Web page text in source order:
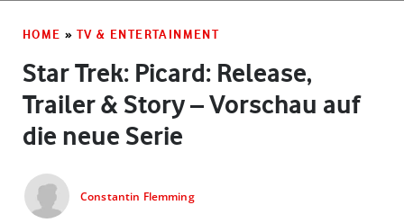
HOME » TV & ENTERTAINMENT
Star Trek: Picard: Release,
Trailer & Story – Vorschau auf
die neue Serie
Constantin Flemming